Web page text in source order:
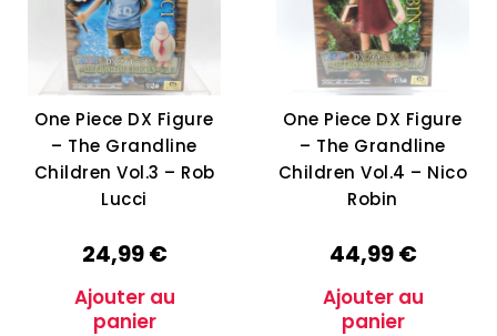
One Piece DX Figure
– The Grandline
Children Vol.3 – Rob
Lucci
24,99€
Ajouter au
panier
One Piece DX Figure
– The Grandline
Children Vol.4 – Nico
Robin
44,99€
Ajouter au
panier